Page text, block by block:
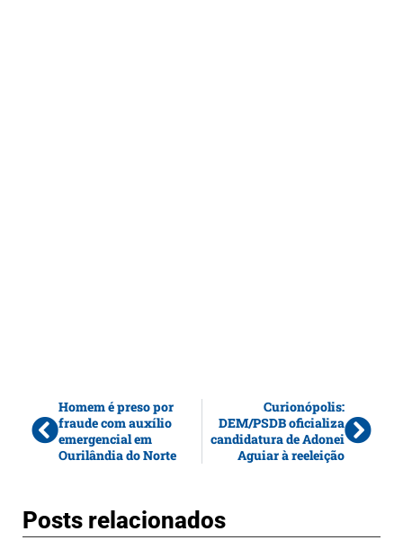
Homem é preso por
fraude com auxílio
emergencial em
Ourilândia do Norte
Curionópolis:
DEM/PSDB oficializa
candidatura de Adonei
Aguiar à reeleição
Posts relacionados